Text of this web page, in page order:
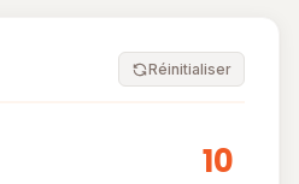
Réinitialiser